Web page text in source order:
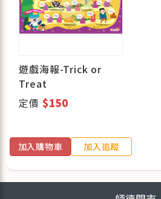
遊戲海報-Trick or
Treat
定價 $150
加入購物車 加入追蹤